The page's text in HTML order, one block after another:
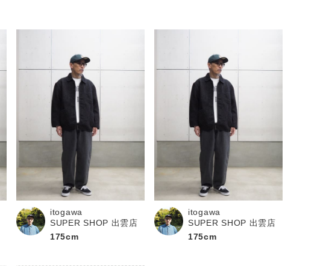
ド
無料公式アプリダウンロード
在庫なし含む
itogawa
SUPER SHOP 出雲店
175cm
itogawa
SUPER SHOP 出雲店
175cm